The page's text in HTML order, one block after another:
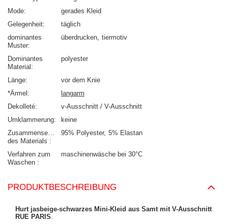
Mode
gerades Kleid
Gelegenheit
täglich
dominantes
Muster
überdrucken tiermotiv
Dominantes
Material
polyester
Länge
vor dem Knie
*Ärmel
langarm
Dekolleté
v-Ausschnitt / V-Ausschnitt
Umklammerung
keine
Zusammensetzung
des Materials
95% Polyester 5% Elastan
Verfahren zum
Waschen
maschinenwäsche bei 30°C
PRODUKTBESCHREIBUNG
Hurt jasbeige-schwarzes Mini-Kleid aus Samt mit V-Ausschnitt
RUE PARIS.